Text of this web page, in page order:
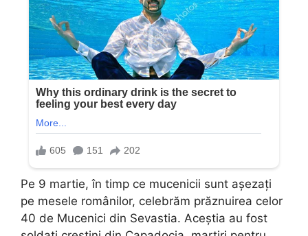
Pe 9 martie, în timp ce mucenicii sunt așezați
pe mesele românilor, celebrăm prăznuirea celor
40 de Mucenici din Sevastia. Aceștia au fost